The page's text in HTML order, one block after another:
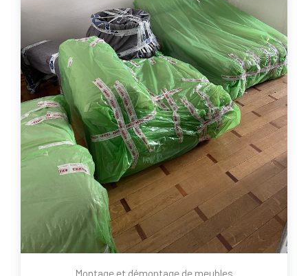
Montage et démontage de meubles